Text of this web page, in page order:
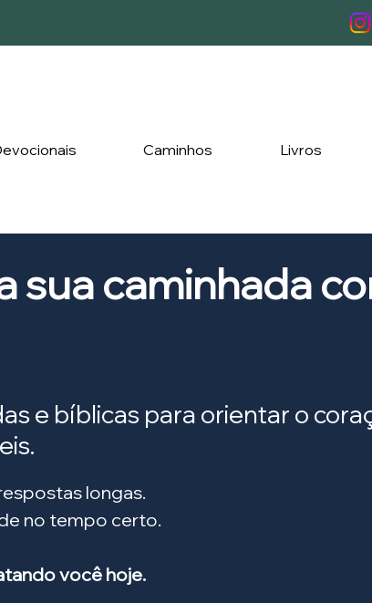
Caminhos Livros
sua caminhada
e bíblicas para orientar o
longas.
no tempo certo.
você hoje.